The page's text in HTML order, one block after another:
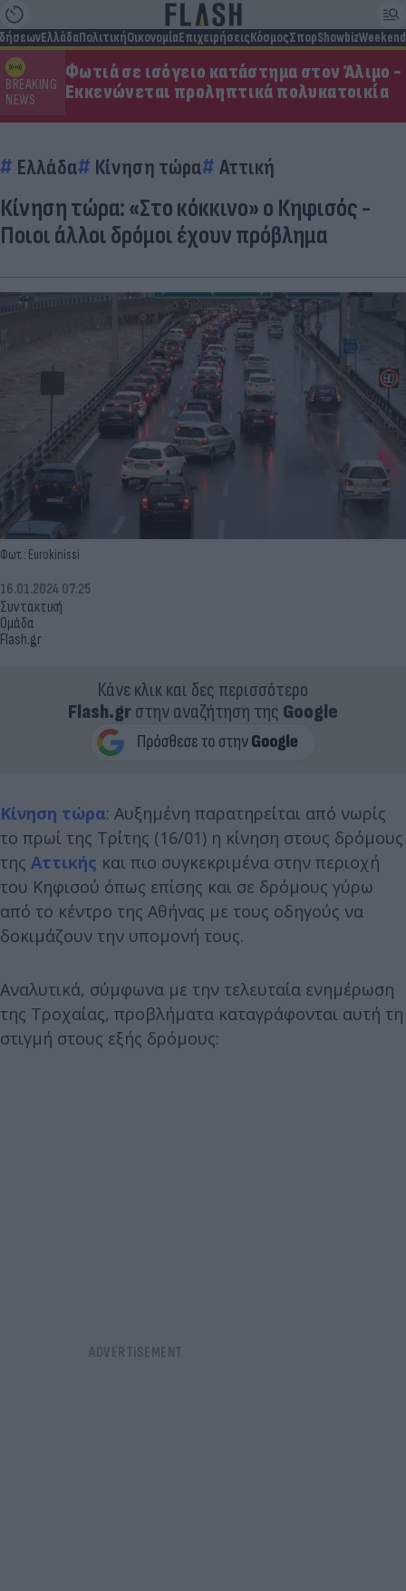
ΕλλάδαΠολιτικήΟικονομίαΕπιχειρήσειςΚόσμοςΣπορShowbizWeekend
BREAKING
NEWS
Φωτιά σε ισόγειο κατάστημα στον Άλιμο -
Εκκενώνεται προληπτικά πολυκατοικία
Ελλάδα Κίνηση τώρα Αττική
Κίνηση τώρα: «Στο κόκκινο» ο Κηφισός -
Ποιοι άλλοι δρόμοι έχουν πρόβλημα
Φωτ.: Eurokinissi
Συντακτική
Ομάδα
Flash.gr
16.01.2024 07:25
Κάνε κλικ και δες περισσότερο
Flash.grστην αναζήτηση της Google
Κίνηση τώρα: Αυξημένη παρατηρείται από νωρίς
το πρωί της Τρίτης (16/01) η κίνηση στους δρόμους
της Αττικής και πιο συγκεκριμένα στην περιοχή
του Κηφισού όπως επίσης και σε δρόμους γύρω
από το κέντρο της Αθήνας με τους οδηγούς να
δοκιμάζουν την υπομονή τους.
Αναλυτικά, σύμφωνα με την τελευταία ενημέρωση
της Τροχαίας, προβλήματα καταγράφονται αυτή τη
στιγμή στους εξής δρόμους: